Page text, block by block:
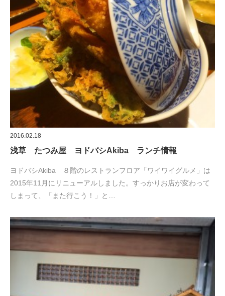
2016.02.18
浅草 たつみ屋 ヨドバシAkiba ランチ情報
ヨドバシAkiba ８階のレストランフロア「ワイワイグルメ」は
2015年11月にリニューアルしました。すっかりお店が変わって
しまって、「また行こう！」と…